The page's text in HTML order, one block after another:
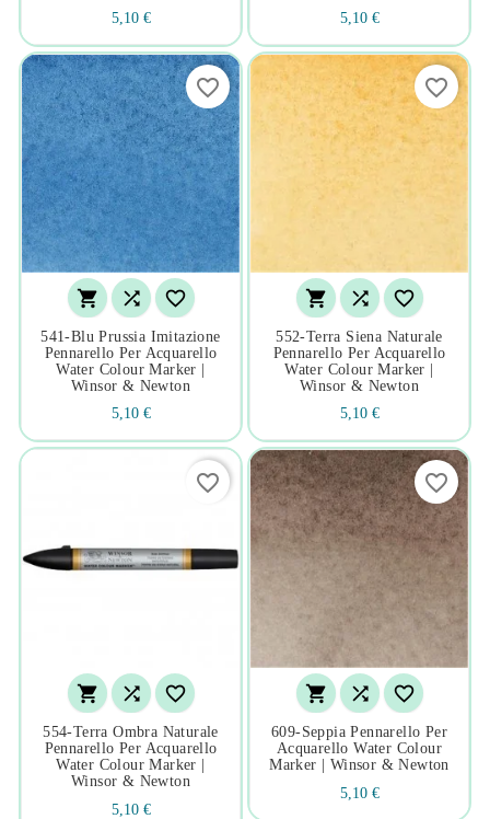
5,10 €
5,10 €
  
541-Blu Prussia Imitazione
Pennarello Per Acquarello
Water Colour Marker |
Winsor & Newton
5,10 €
favorite_border
  
552-Terra Siena Naturale
Pennarello Per Acquarello
Water Colour Marker |
Winsor & Newton
5,10 €
favorite_border
  
554-Terra Ombra Naturale
Pennarello Per Acquarello
Water Colour Marker |
Winsor & Newton
5,10 €
favorite_border
  
609-Seppia Pennarello Per
Acquarello Water Colour
Marker | Winsor & Newton
5,10 €
favorite_border